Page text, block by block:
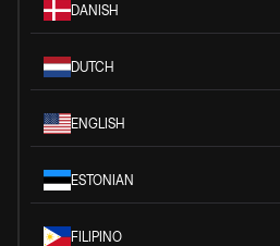
DANISH
DUTCH
ENGLISH
ESTONIAN
FILIPINO